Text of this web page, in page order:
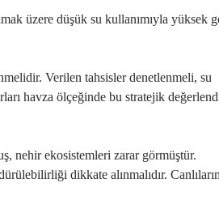
üzere düşük su kullanımıyla yüksek
Verilen tahsisler denetlenmeli, su
havza ölçeğinde bu stratejik
nehir ekosistemleri zarar görmüştür.
dikkate alınmalıdır.